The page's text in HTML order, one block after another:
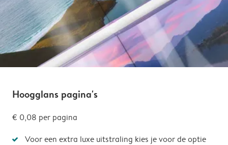
Hoogglans pagina's
€ 0,08 per pagina
Voor een extra luxe uitstraling kies je voor de optie